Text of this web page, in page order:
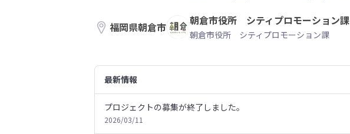
福岡県朝倉市 朝倉市役所 シティプロモーション課
朝倉市役所 シティプロモーション課
最新情報
プロジェクトの募集が終了しました。
2026/03/11